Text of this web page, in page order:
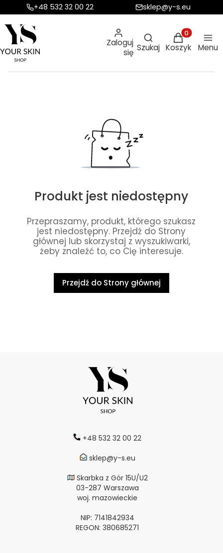
+48 532 32 00 22 sklep@y-s.eu
Zaloguj
się
Otwórz
Szukaj
Produkty w
Koszyk Menu
Produkt jest niedostępny
Przepraszamy, produkt, którego szukasz
jest niedostępny. Przejdź do Strony
głównej lub skorzystaj z wyszukiwarki,
żeby znaleźć to, co Cię interesuje.
Przejdź do Strony głównej
+48 532 32 00 22
sklep@y-s.eu
Skarbka z Gór 15U/U2
03-287 Warszawa
woj. mazowieckie
NIP: 7141842934
REGON: 380685271